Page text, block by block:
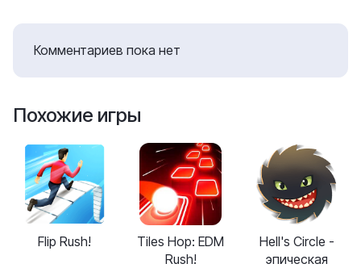
Комментариев пока нет
Похожие игры
Flip Rush!
Tiles Hop: EDM
Rush!
Hell's Circle -
эпическая